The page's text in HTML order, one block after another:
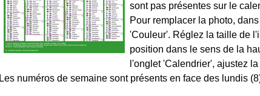
sont pas présentes sur le
Pour remplacer la photo,
'Couleur'. Réglez la taille de
position dans le sens de la
l'onglet 'Calendrier', ajustez
Les numéros de semaine sont présents en face des lundis